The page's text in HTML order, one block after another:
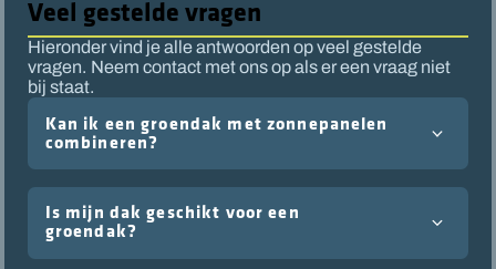
Veel gestelde vragen
Hieronder vind je alle antwoorden op veel gestelde
vragen. Neem contact met ons op als er een vraag niet
bij staat.
Kan ik een groendak met zonnepanelen
combineren?
Is mijn dak geschikt voor een
groendak?